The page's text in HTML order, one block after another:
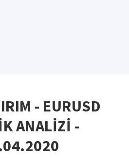
- EURUSD
ANALİZİ -